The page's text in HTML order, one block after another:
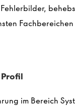
im Bereich